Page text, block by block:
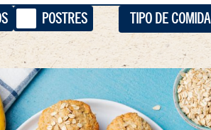
POSTRES TIPO DE COMIDA